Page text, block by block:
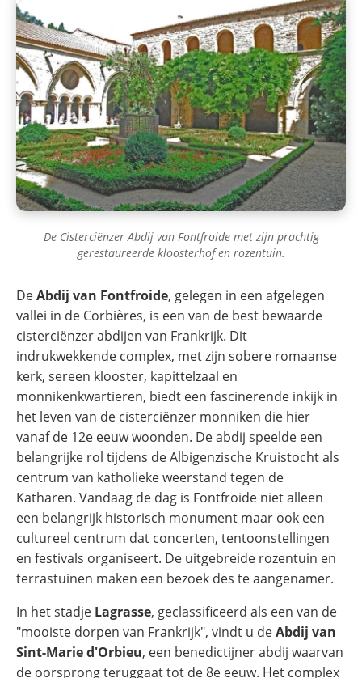
De Cisterciënzer Abdij van Fontfroide met zijn prachtig
gerestaureerde kloosterhof en rozentuin.
DeAbdij van Fontfroide, gelegen in een afgelegen
vallei in de Corbières, is een van de best bewaarde
cisterciënzer abdijen van Frankrijk. Dit
indrukwekkende complex, met zijn sobere romaanse
kerk, sereen klooster, kapittelzaal en
monnikenkwartieren, biedt een fascinerende inkijk in
het leven van de cisterciënzer monniken die hier
vanaf de 12e eeuw woonden. De abdij speelde een
belangrijke rol tijdens de Albigenzische Kruistocht als
centrum van katholieke weerstand tegen de
Katharen. Vandaag de dag is Fontfroide niet alleen
een belangrijk historisch monument maar ook een
cultureel centrum dat concerten, tentoonstellingen
en festivals organiseert. De uitgebreide rozentuin en
terrastuinen maken een bezoek des te aangenamer.
In het stadje Lagrasse, geclassificeerd als een van de
"mooiste dorpen van Frankrijk", vindt u deAbdij van
Sint-Marie d'Orbieu, een benedictijner abdij waarvan
de oorsprong teruggaat tot de 8e eeuw. Het complex